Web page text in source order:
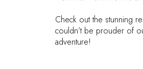
Check out the stunning
couldn’t be prouder of
adventure!